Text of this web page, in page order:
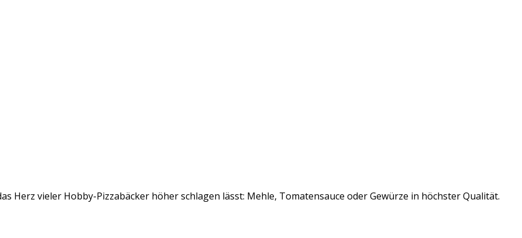
Herz vieler Hobby-Pizzabäcker höher schlagen lässt: Mehle, Tomatensauce oder Gewürze in höchster Qualität.